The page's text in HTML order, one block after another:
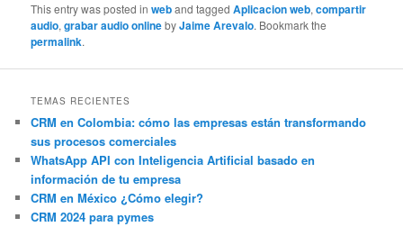
This entry was posted inweband taggedAplicacion web,compartir
audio,grabar audio onlinebyJaime Arevalo. Bookmark the
permalink.
TEMAS RECIENTES
CRM en Colombia: cómo las empresas están transformando
sus procesos comerciales
WhatsApp API con Inteligencia Artificial basado en
información de tu empresa
CRM en México ¿Cómo elegir?
CRM 2024 para pymes